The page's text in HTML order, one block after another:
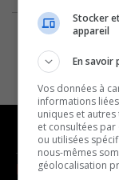
NOUVELLES
Stocker
appareil
En savoir
Vos données à
informations
uniques et
et consultées
ou utilisées
nous-mêmes
géolocalisation